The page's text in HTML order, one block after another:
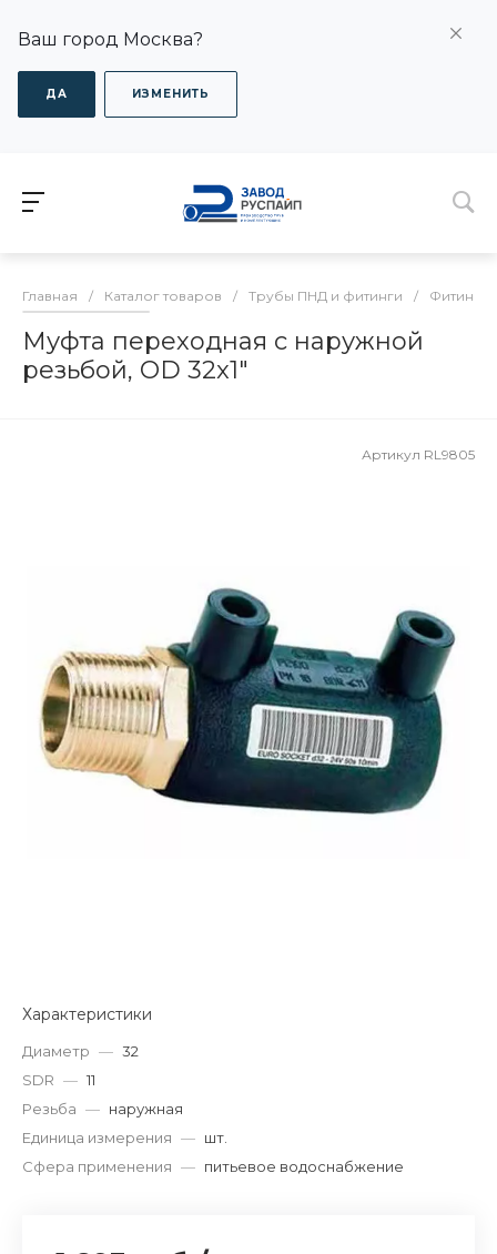
Ваш город Москва?
ДА ИЗМЕНИТЬ
Главная / Каталог товаров / Трубы ПНД и фитинги / Фитинги
Муфта переходная с наружной
резьбой, OD 32x1"
Артикул RL9805
Характеристики
Диаметр — 32
SDR — 11
Резьба — наружная
Единица измерения — шт.
Сфера применения — питьевое водоснабжение